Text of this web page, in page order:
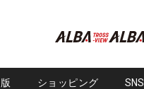
ショッピング